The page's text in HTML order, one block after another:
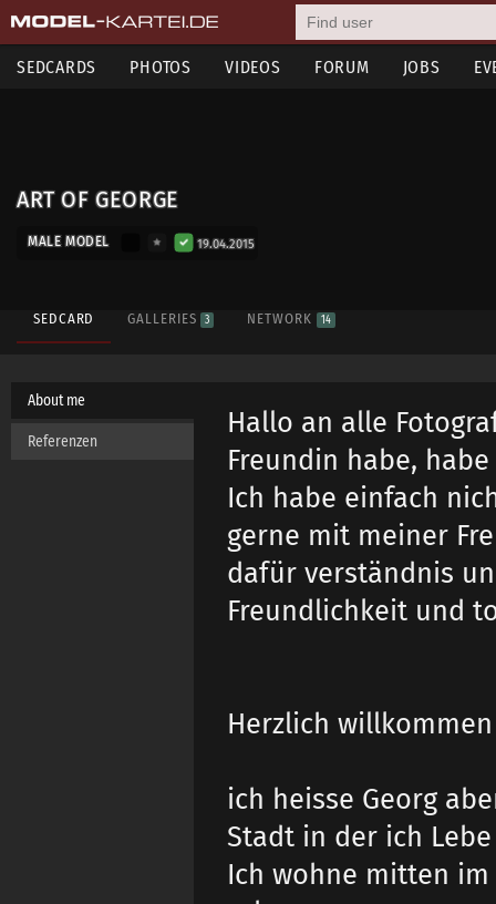
SEDCARDS PHOTOS VIDEOS FORUM JOBS
ART OF GEORGE
MALE MODEL 19.04.2015
SEDCARD GALLERIES 3 NETWORK 14
About me
Referenzen
Hallo an alle
Freundin habe,
Ich habe einfach
gerne mit meiner
dafür verständnis
Freundlichkeit und
Herzlich
ich heisse Georg
Stadt in der ich
Ich wohne mitten